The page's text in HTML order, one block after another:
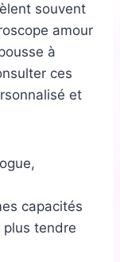
souvent
amour
à
ces
et
capacités
plus tendre